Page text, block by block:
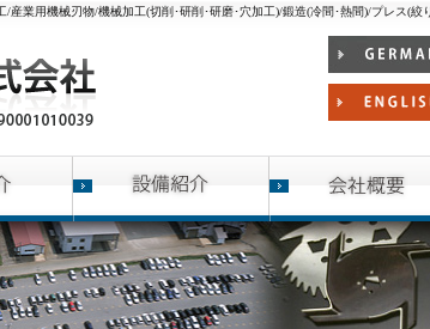
業用機械刃物/機械加工(切削･研削･研磨･穴加工)/鍛造(冷間･熱間)/プレス(